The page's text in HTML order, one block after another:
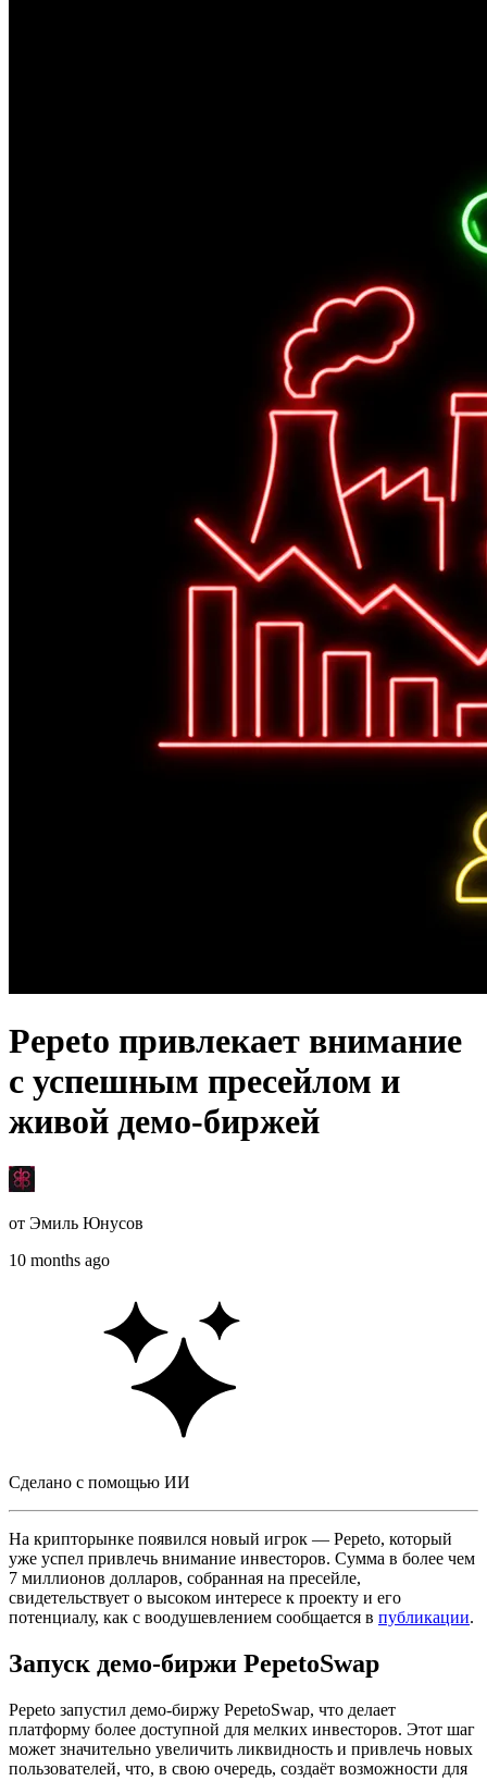
Pepeto привлекает внимание
с успешным пресейлом и
живой демо-биржей
от Эмиль Юнусов
10 months ago
Сделано с помощью ИИ
На крипторынке появился новый игрок — Pepeto, который
уже успел привлечь внимание инвесторов. Сумма в более чем
7 миллионов долларов, собранная на пресейле,
свидетельствует о высоком интересе к проекту и его
потенциалу, как с воодушевлением сообщается в публикации.
Запуск демо-биржи PepetoSwap
Pepeto запустил демо-биржу PepetoSwap, что делает
платформу более доступной для мелких инвесторов. Этот шаг
может значительно увеличить ликвидность и привлечь новых
пользователей, что, в свою очередь, создаёт возможности для